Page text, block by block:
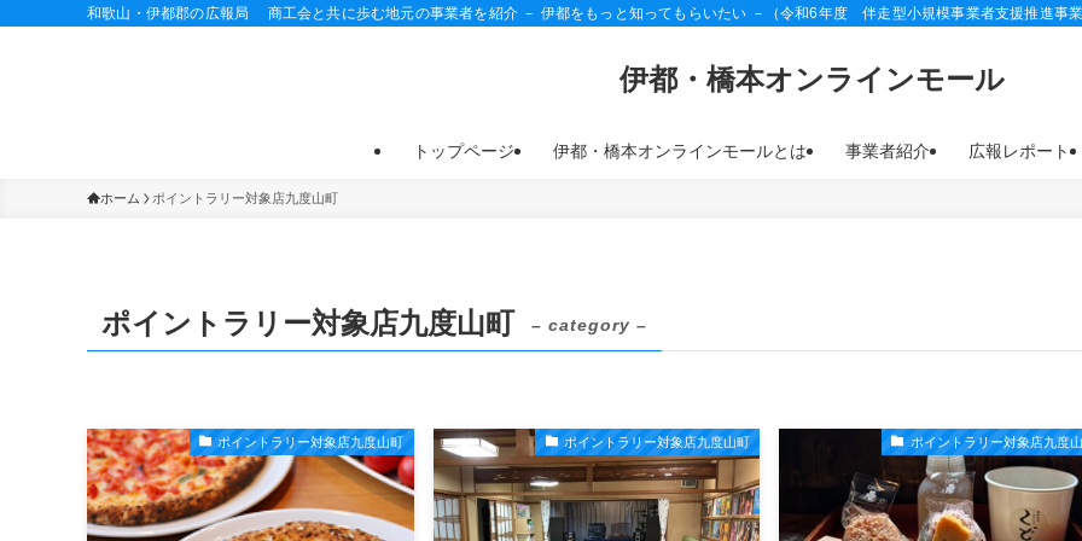
和歌山・伊都郡の広報局 商工会と共に歩む地元の事業者を紹介 － 伊都をもっと知ってもらいたい －（令和6年度 伴走型小規模事業者支援推進事
伊都・橋本オンラインモール
トップページ 伊都・橋本オンラインモールとは 事業者紹介 広報レポート
ホーム ポイントラリー対象店九度山町
ポイントラリー対象店九度山町 – category –
ポイントラリー対象店九度山町 ポイントラリー対象店九度山町 ポイントラリー対象店九度